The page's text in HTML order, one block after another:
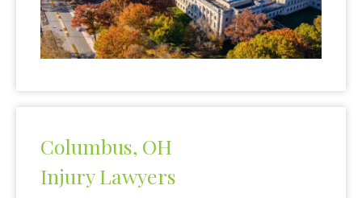
Columbus, OH
Injury Lawyers